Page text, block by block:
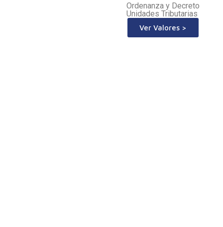
Ordenanza y Decreto
Unidades Tributarias
Ver Valores >